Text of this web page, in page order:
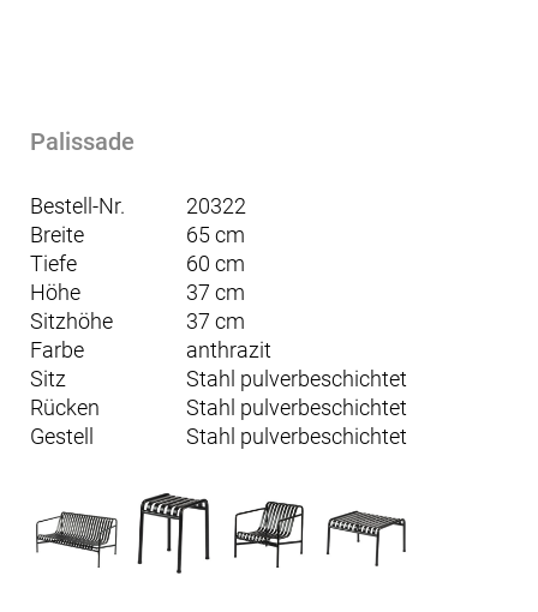
Palissade
Bestell-Nr.
20322
Breite
65 cm
Tiefe
60 cm
Höhe
37 cm
Sitzhöhe
37 cm
Farbe
anthrazit
Sitz
Stahl pulverbeschichtet
Rücken
Stahl pulverbeschichtet
Gestell
Stahl pulverbeschichtet